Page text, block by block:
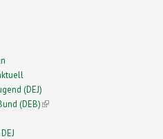
(DEJ)
(DEB)(link is external)